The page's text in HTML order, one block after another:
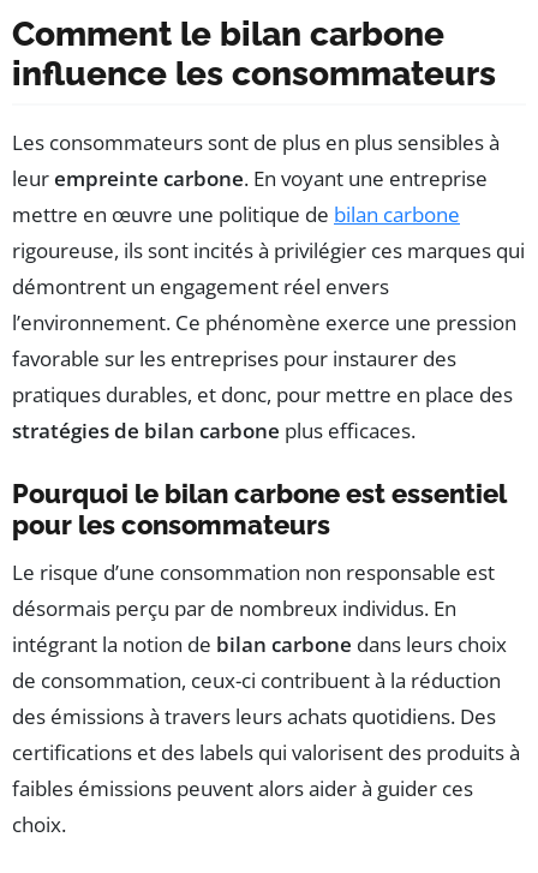
Comment le bilan carbone
influence les consommateurs
Les consommateurs sont de plus en plus sensibles à
leurempreinte carbone. En voyant une entreprise
mettre en œuvre une politique de bilan carbone
rigoureuse, ils sont incités à privilégier ces marques qui
démontrent un engagement réel envers
l’environnement. Ce phénomène exerce une pression
favorable sur les entreprises pour instaurer des
pratiques durables, et donc, pour mettre en place des
stratégies de bilan carbone plus efficaces.
Pourquoi le bilan carbone est essentiel
pour les consommateurs
Le risque d’une consommation non responsable est
désormais perçu par de nombreux individus. En
intégrant la notion de bilan carbone dans leurs choix
de consommation, ceux-ci contribuent à la réduction
des émissions à travers leurs achats quotidiens. Des
certifications et des labels qui valorisent des produits à
faibles émissions peuvent alors aider à guider ces
choix.